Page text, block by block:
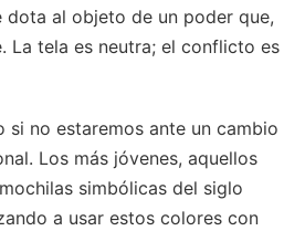
dota al objeto de un poder que,
La tela es neutra; el conflicto es
si no estaremos ante un cambio
Los más jóvenes, aquellos
simbólicas del siglo
a usar estos colores con